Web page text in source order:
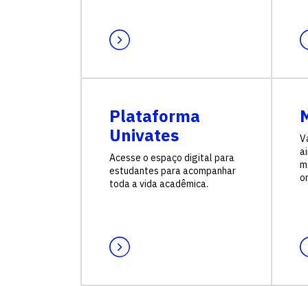
Plataforma
Univates
Acesse o espaço digital para
estudantes para acompanhar
toda a vida acadêmica.